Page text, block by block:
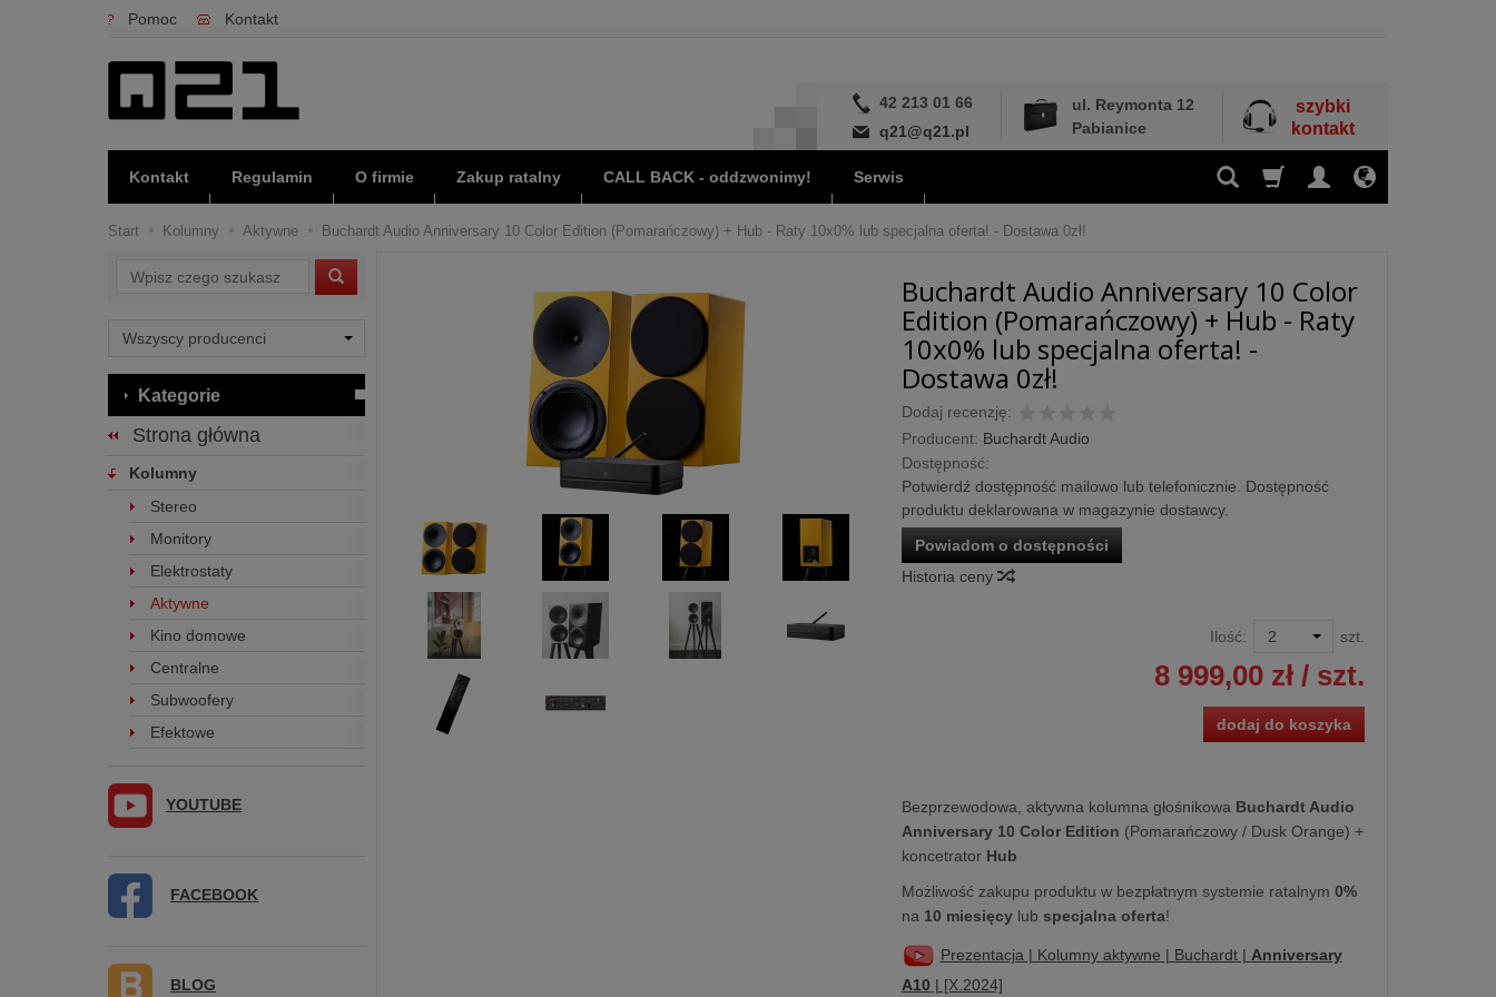
Pomoc Kontakt
42 213 01 66
q21@q21.pl
ul. Reymonta 12
Pabianice
szybki
kontakt
Kontakt Regulamin O firmie Zakup ratalny CALL BACK - oddzwonimy! Serwis
Start Kolumny Aktywne Buchardt Audio Anniversary 10 Color Edition (Pomarańczowy) + Hub - Raty 10x0% lub specjalna oferta! - Dostawa 0zł!
Buchardt Audio Anniversary 10 Color
Edition (Pomarańczowy) + Hub - Raty
10x0% lub specjalna oferta! -
Dostawa 0zł!
Dodaj recenzję:
Producent: Buchardt Audio
Dostępność:
Potwierdź dostępność mailowo lub telefonicznie. Dostępność
produktu deklarowana w magazynie dostawcy.
Powiadom o dostępności
Historia ceny
Ilość: szt.
8 999,00 zł/ szt.
dodaj do koszyka
Bezprzewodowa, aktywna kolumna głośnikowa Buchardt Audio
Anniversary 10 Color Edition (Pomarańczowy / Dusk Orange) +
koncetratorHub
Możliwość zakupu produktu w bezpłatnym systemie ratalnym 0%
na 10 miesięcylub specjalna oferta!
Prezentacja | Kolumny aktywne | Buchardt | Anniversary
A10 | [X.2024]
Wyszukaj
Kategorie
Strona główna
Kolumny
Stereo
Monitory
Elektrostaty
Aktywne
Kino domowe
Centralne
Subwoofery
Efektowe
YOUTUBE
FACEBOOK
BLOG